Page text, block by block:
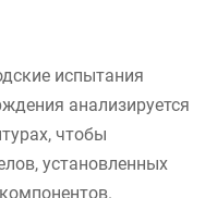
испытания
анализируется
чтобы
установленных